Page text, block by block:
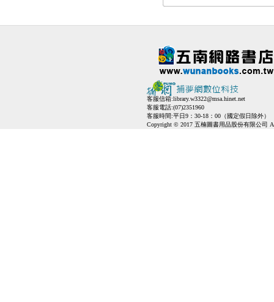
客服信箱:library.w3322@msa.hinet.net
客服電話:(07)2351960
客服時間:平日9：30-18：00（國定假日除外）
Copyright © 2017 五楠圖書用品股份有限公司